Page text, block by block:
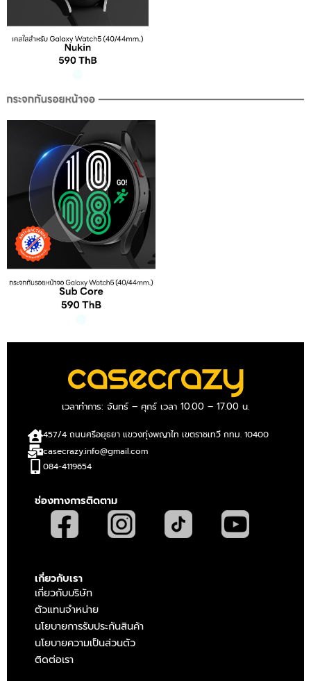
เวลาทำการ: จันทร์ – ศุกร์ เวลา 10.00 – 17.00 น.
457/4 ถนนศรีอยุธยา แขวงทุ่งพญาไท เขตราชเทวี กทม. 10400
casecrazy.info@gmail.com
084-4119654
ช่องทางการติดตาม
เกี่ยวกับเรา
เกี่ยวกับบริษัท
ตัวแทนจำหน่าย
นโยบายการรับประกันสินค้า
นโยบายความเป็นส่วนตัว
ติดต่อเรา